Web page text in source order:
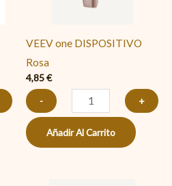
VEEV one DISPOSITIVO
Rosa
4,85€
-
+
Añadir Al Carrito